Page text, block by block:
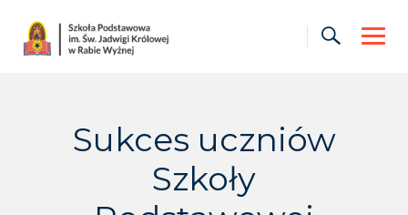
content
Sukces uczniów
Szkoły